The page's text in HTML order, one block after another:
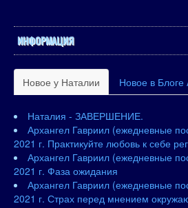
ИНФОРМАЦИЯ
Новое у Наталии Новое в Блоге
Наталия - ЗАВЕРШЕНИЕ.
Архангел Гавриил (ежедневные
2021 г. Практикуйте любовь к себе
Архангел Гавриил (ежедневные
2021 г. Фаза ожидания
Архангел Гавриил (ежедневные
2021 г. Страх перед мнением